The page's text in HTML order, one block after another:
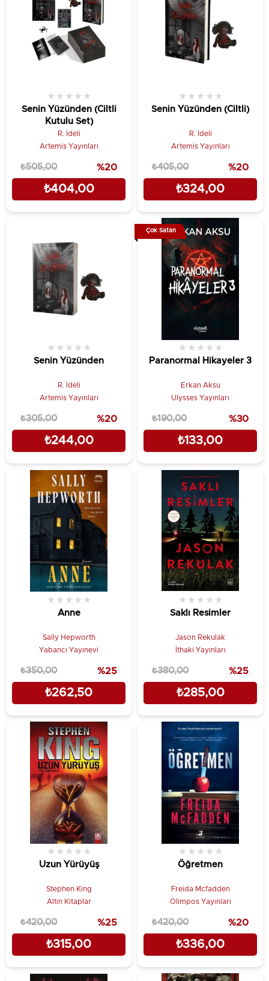
Senin Yüzünden (Ciltli
Kutulu Set)
★ ★ ★ ★ ★
R. İdeli
Artemis Yayınları
₺404,00
₺505,00 %20
Senin Yüzünden (Ciltli)
★ ★ ★ ★ ★
R. İdeli
Artemis Yayınları
₺324,00
₺405,00 %20
Senin Yüzünden
★ ★ ★ ★ ★
R. İdeli
Artemis Yayınları
₺244,00
₺305,00 %20
Paranormal Hikayeler 3
★ ★ ★ ★ ★
Erkan Aksu
Ulysses Yayınları
₺133,00
₺190,00 %30
Çok Satan
Anne
★ ★ ★ ★ ★
Sally Hepworth
Yabancı Yayınevi
₺262,50
₺350,00 %25
Saklı Resimler
★ ★ ★ ★ ★
Jason Rekulak
İthaki Yayınları
₺285,00
₺380,00 %25
Uzun Yürüyüş
★ ★ ★ ★ ★
Stephen King
Altın Kitaplar
₺315,00
₺420,00 %25
Öğretmen
★ ★ ★ ★ ★
Freida Mcfadden
Olimpos Yayınları
₺336,00
₺420,00 %20